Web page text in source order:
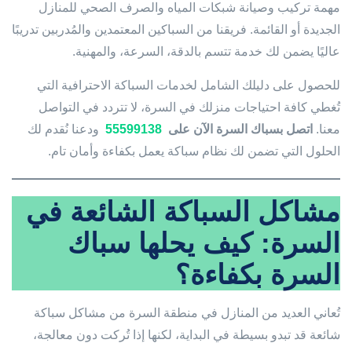
مهمة تركيب وصيانة شبكات المياه والصرف الصحي للمنازل
الجديدة أو القائمة. فريقنا من السباكين المعتمدين والمُدربين تدريبًا
عاليًا يضمن لك خدمة تتسم بالدقة، السرعة، والمهنية.
للحصول على دليلك الشامل لخدمات السباكة الاحترافية التي
تُغطي كافة احتياجات منزلك في السرة، لا تتردد في التواصل
معنا. اتصل بسباك السرة الآن على 55599138 ودعنا نُقدم لك
الحلول التي تضمن لك نظام سباكة يعمل بكفاءة وأمان تام.
مشاكل السباكة الشائعة في
السرة: كيف يحلها سباك
السرة بكفاءة؟
تُعاني العديد من المنازل في منطقة السرة من مشاكل سباكة
شائعة قد تبدو بسيطة في البداية، لكنها إذا تُركت دون معالجة،